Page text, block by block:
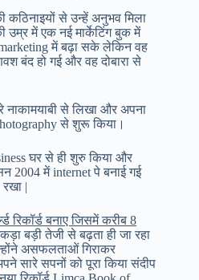
से उन्हें अनुभव मिला
उम्र में एक नई मार्केटिंग बुक में
में बढ़ा सके लेकिन वह
बंद हो गई और वह दोबारा से
नाकामयाबी से लिखा और अपना
से शुरू किया।
घर से ही शुरु किया और
2004 में internet पे बनाई गई
|
रिकॉर्ड बनाए जिसमें करीब 8
बड़ी तेजी से बढ़ता ही जा रहा
असफलताओं गिराकर
सारे सपनों को पूरा किया संदीप